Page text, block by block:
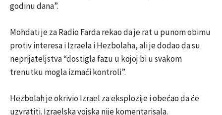
godinu dana”.
Mohdati je za Radio Farda rekao da je rat u punom obimu
protiv interesa i Izraela i Hezbolaha, ali je dodao da su
neprijateljstva “dostigla fazu u kojoj bi u svakom
trenutku mogla izmaći kontroli”.
Hezbolah je okrivio Izrael za eksplozije i obećao da će
uzvratiti. Izraelska vojska nije komentarisala.